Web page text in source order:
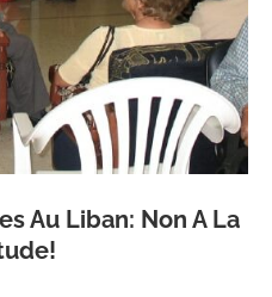
Au Liban: Non A La